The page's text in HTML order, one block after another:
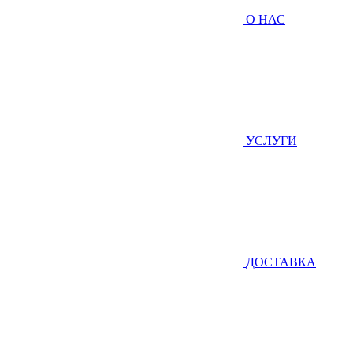
О НАС
УСЛУГИ
ДОСТАВКА